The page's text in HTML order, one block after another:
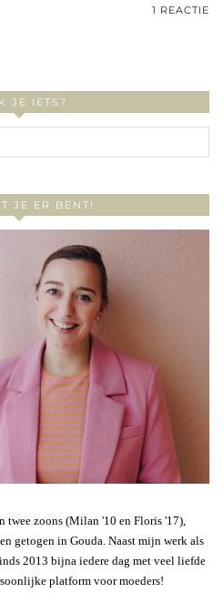
1 REACTIE
JE IETS?
JE ER BENT!
twee zoons (Milan '10 en Floris '17),
getogen in Gouda. Naast mijn werk als
2013 bijna iedere dag met veel liefde
platform voor moeders!